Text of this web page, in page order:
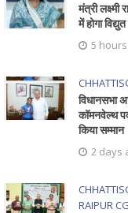
मंत्री लक्ष्मी
में होगा
5
विधानसभा
कॉमनवेल्थ
किया सम्मान
2 days
RAIPUR CG